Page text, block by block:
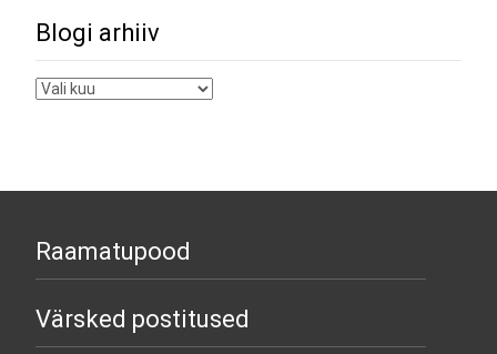
navigation
Blogi arhiiv
Blogi
Raamatupood
Värsked postitused